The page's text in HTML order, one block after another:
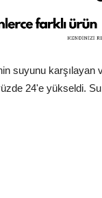
suyunu karşılayan
24'e yükseldi.